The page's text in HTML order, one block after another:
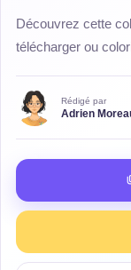
Découvrez cette
télécharger ou
Rédigé par
Adrien